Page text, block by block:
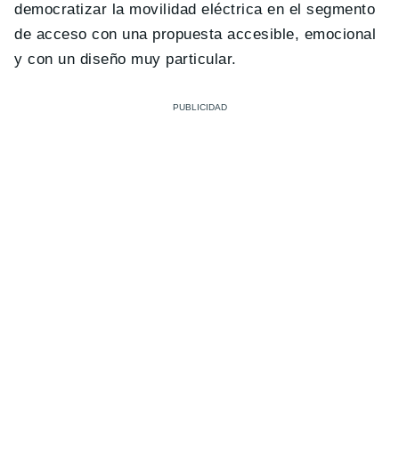
democratizar la movilidad eléctrica en el segmento
de acceso con una propuesta accesible, emocional
y con un diseño muy particular.